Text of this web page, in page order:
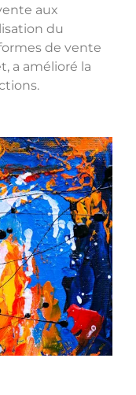
aux
du
de vente
a amélioré la